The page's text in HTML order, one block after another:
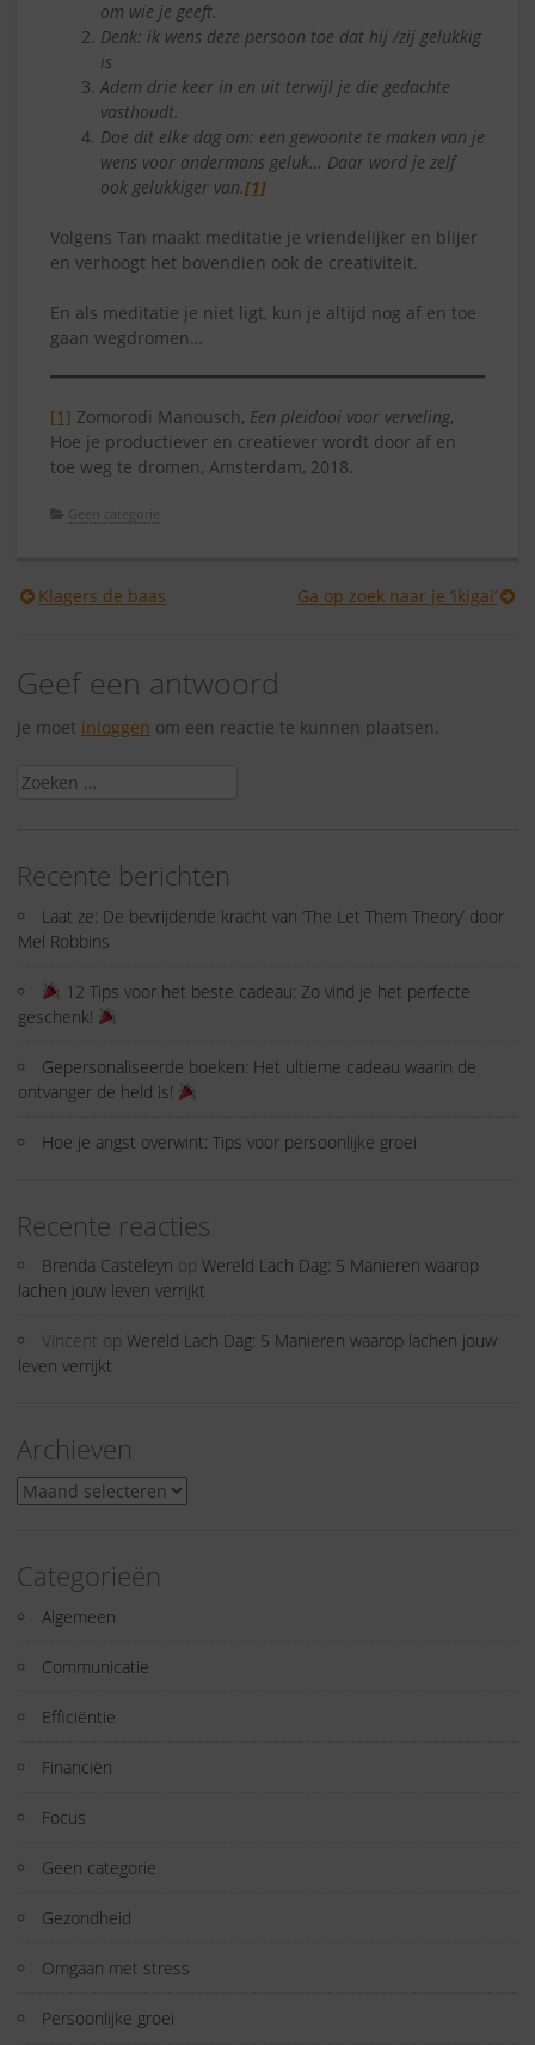
om wie je geeft.
Denk: ik wens deze persoon toe dat hij /zij gelukkig
is
Adem drie keer in en uit terwijl je die gedachte
vasthoudt.
Doe dit elke dag om: een gewoonte te maken van je
wens voor andermans geluk… Daar word je zelf
ook gelukkiger van.[1]
Volgens Tan maakt meditatie je vriendelijker en blijer
en verhoogt het bovendien ook de creativiteit.
En als meditatie je niet ligt, kun je altijd nog af en toe
gaan wegdromen…
[1] Zomorodi Manousch, Een pleidooi voor verveling,
Hoe je productiever en creatiever wordt door af en
toe weg te dromen, Amsterdam, 2018.
Geen categorie
Berichtnavigatie
Klagers de baas Ga op zoek naar je ‘ikigai’
Geef een antwoord
Je moet inloggen om een reactie te kunnen plaatsen.
Zoeken
Recente berichten
Laat ze: De bevrijdende kracht van ‘The Let Them Theory’ door
Mel Robbins
12 Tips voor het beste cadeau: Zo vind je het perfecte
geschenk!
Gepersonaliseerde boeken: Het ultieme cadeau waarin de
ontvanger de held is!
Hoe je angst overwint: Tips voor persoonlijke groei
Recente reacties
Brenda Casteleyn op Wereld Lach Dag: 5 Manieren waarop
lachen jouw leven verrijkt
Vincent op Wereld Lach Dag: 5 Manieren waarop lachen jouw
leven verrijkt
Archieven
Archieven
Categorieën
Algemeen
Communicatie
Efficiëntie
Financiën
Focus
Geen categorie
Gezondheid
Omgaan met stress
Persoonlijke groei